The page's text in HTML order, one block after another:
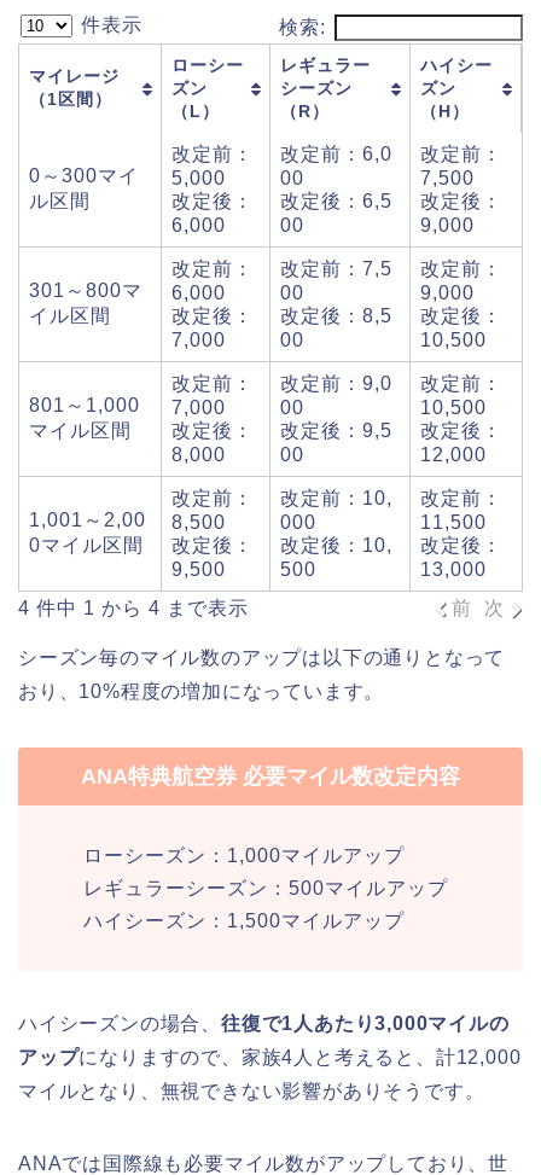
件表示 検索:
マイレージ
（1区間）
ローシー
ズン
（L）
レギュラー
シーズン
（R）
ハイシー
ズン
（H）
0～300マイ
ル区間
改定前：
5,000
改定後：
6,000
改定前：6,0
00
改定後：6,5
00
改定前：
7,500
改定後：
9,000
301～800マ
イル区間
改定前：
6,000
改定後：
7,000
改定前：7,5
00
改定後：8,5
00
改定前：
9,000
改定後：
10,500
801～1,000
マイル区間
改定前：
7,000
改定後：
8,000
改定前：9,0
00
改定後：9,5
00
改定前：
10,500
改定後：
12,000
1,001～2,00
0マイル区間
改定前：
8,500
改定後：
9,500
改定前：10,
000
改定後：10,
500
改定前：
11,500
改定後：
13,000
4 件中 1 から 4 まで表示
前 次
シーズン毎のマイル数のアップは以下の通りとなって
おり、10%程度の増加になっています。
ANA特典航空券 必要マイル数改定内容
ローシーズン：1,000マイルアップ
レギュラーシーズン：500マイルアップ
ハイシーズン：1,500マイルアップ
ハイシーズンの場合、 往復で1人あたり3,000マイルの
アップになりますので、家族4人と考えると、計12,000
マイルとなり、無視できない影響がありそうです。
ANAでは国際線も必要マイル数がアップしており、世